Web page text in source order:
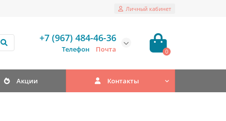
Личный кабинет
+7 (967) 484-46-36
Телефон Почта 0
Акции Контакты